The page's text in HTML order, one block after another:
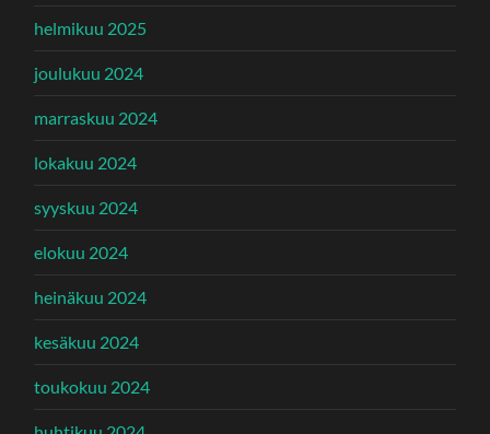
helmikuu 2025
joulukuu 2024
marraskuu 2024
lokakuu 2024
syyskuu 2024
elokuu 2024
heinäkuu 2024
kesäkuu 2024
toukokuu 2024